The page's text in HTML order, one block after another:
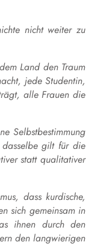
nicht weiter zu
Land den Traum
jede Studentin,
alle Frauen die
Selbstbestimmung
dasselbe gilt für die
statt qualitativer
dass kurdische,
sich gemeinsam in
ihnen durch den
den langwierigen